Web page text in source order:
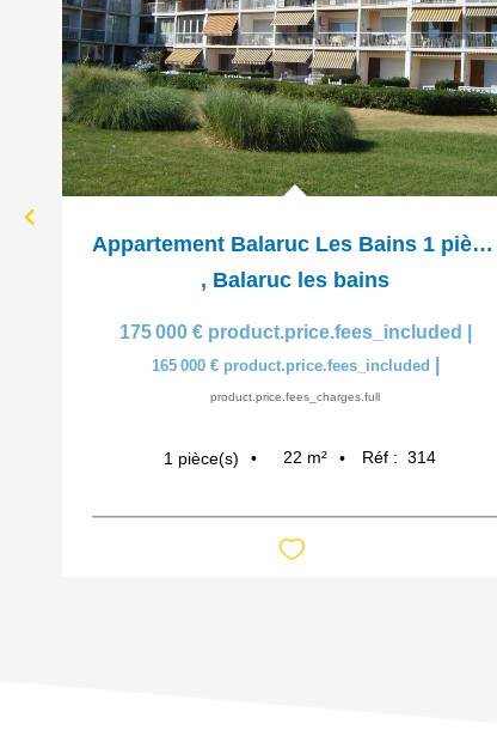
Appartement Balaruc Les Bains 1 pièce(s) 22 m2
, Balaruc les bains
175 000 € product.price.fees_included
165 000 € product.price.fees_included
product.price.fees_charges.full
1 pièce(s) 22 m² Réf : 314